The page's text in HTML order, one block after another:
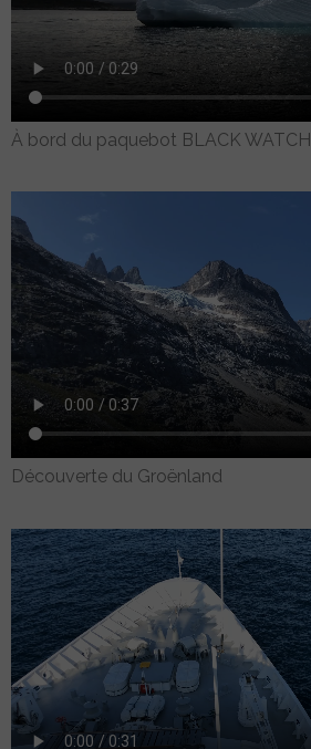
À bord du paquebot BLACK WATCH
Découverte du Groënland